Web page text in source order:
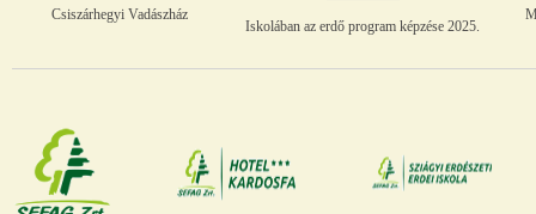
Csiszárhegyi Vadászház
Iskolában az erdő program képzése 2025.